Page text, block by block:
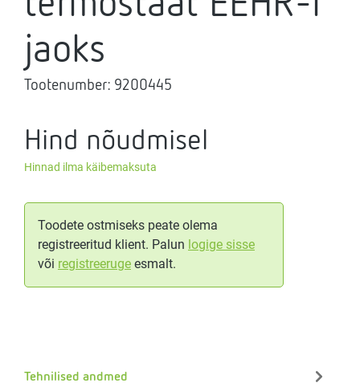
jaoks
Tootenumber: 9200445
Hind nõudmisel
Hinnad ilma käibemaksuta
Toodete ostmiseks peate olema
registreeritud klient. Palun logige sisse
või registreeruge esmalt.
Tehnilised andmed